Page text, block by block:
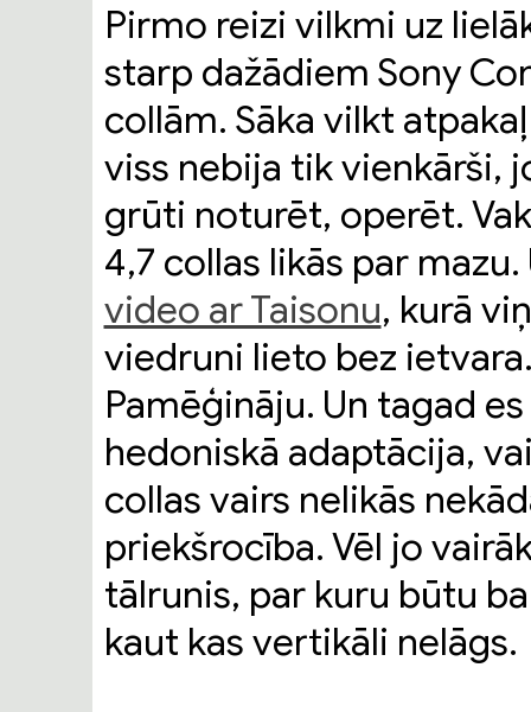
Pirmo reizi vilkmi uz
starp dažādiem Sony
collām. Sāka vilkt
viss nebija tik vienkārši,
grūti noturēt, operēt.
4,7 collas likās par
video ar Taisonu, kurā
viedruni lieto bez
Pamēģināju. Un tagad
hedoniskā adaptācija,
collas vairs nelikās
priekšrocība. Vēl jo
tālrunis, par kuru būtu
kaut kas vertikāli nelāgs.